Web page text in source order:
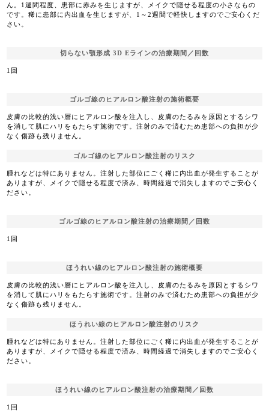
ん。1週間程度、患部に赤みを生じますが、メイクで隠せる程度の小さなもの
です。稀に患部に内出血を生じますが、1～2週間で軽快しますのでご安心くだ
さい。
切らない顎形成 3D Eラインの治療期間／回数
1回
ゴルゴ線のヒアルロン酸注射の施術概要
皮膚の比較的浅い層にヒアルロン酸を注入し、皮膚のたるみを原因とするシワ
を消して肌にハリをもたらす施術です。注射のみで済むため患部への負担が少
なく傷跡も残りません。
ゴルゴ線のヒアルロン酸注射のリスク
腫れなどは特にありません。注射した部位にごく稀に内出血が発生することが
ありますが、メイクで隠せる程度で済み、時間経過で消失しますのでご安心く
ださい。
ゴルゴ線のヒアルロン酸注射の治療期間／回数
1回
ほうれい線のヒアルロン酸注射の施術概要
皮膚の比較的浅い層にヒアルロン酸を注入し、皮膚のたるみを原因とするシワ
を消して肌にハリをもたらす施術です。注射のみで済むため患部への負担が少
なく傷跡も残りません。
ほうれい線のヒアルロン酸注射のリスク
腫れなどは特にありません。注射した部位にごく稀に内出血が発生することが
ありますが、メイクで隠せる程度で済み、時間経過で消失しますのでご安心く
ださい。
ほうれい線のヒアルロン酸注射の治療期間／回数
1回